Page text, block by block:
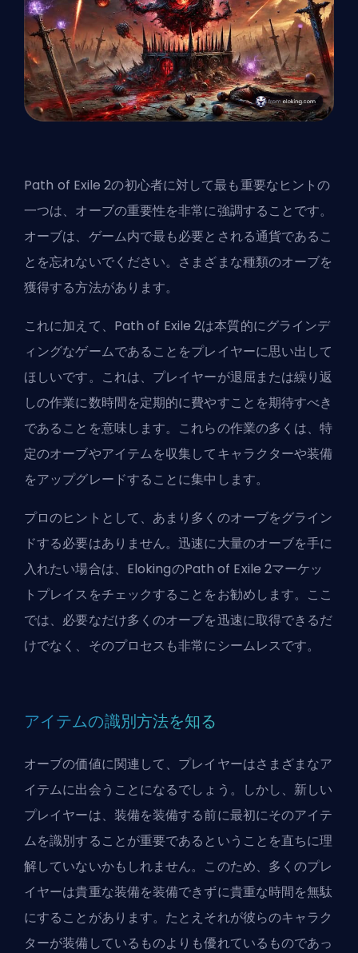
Path of Exile 2の初心者に対して最も重要なヒントの
一つは、オーブの重要性を非常に強調することです。
オーブは、ゲーム内で最も必要とされる通貨であるこ
とを忘れないでください。さまざまな種類のオーブを
獲得する方法があります。
これに加えて、Path of Exile 2は本質的にグラインデ
ィングなゲームであることをプレイヤーに思い出して
ほしいです。これは、プレイヤーが退屈または繰り返
しの作業に数時間を定期的に費やすことを期待すべき
であることを意味します。これらの作業の多くは、特
定のオーブやアイテムを収集してキャラクターや装備
をアップグレードすることに集中します。
プロのヒントとして、あまり多くのオーブをグライン
ドする必要はありません。迅速に大量のオーブを手に
入れたい場合は、 ElokingのPath of Exile 2マーケッ
トプレイス をチェックすることをお勧めします。ここ
では、必要なだけ多くのオーブを迅速に取得できるだ
けでなく、そのプロセスも非常にシームレスです。
アイテムの識別方法を知る
オーブの価値に関連して、プレイヤーはさまざまなア
イテムに出会うことになるでしょう。しかし、新しい
プレイヤーは、装備を装備する前に最初にそのアイテ
ムを識別することが重要であるということを直ちに理
解していないかもしれません。このため、多くのプレ
イヤーは貴重な装備を装備できずに貴重な時間を無駄
にすることがあります。たとえそれが彼らのキャラク
ターが装備しているものよりも優れているものであっ